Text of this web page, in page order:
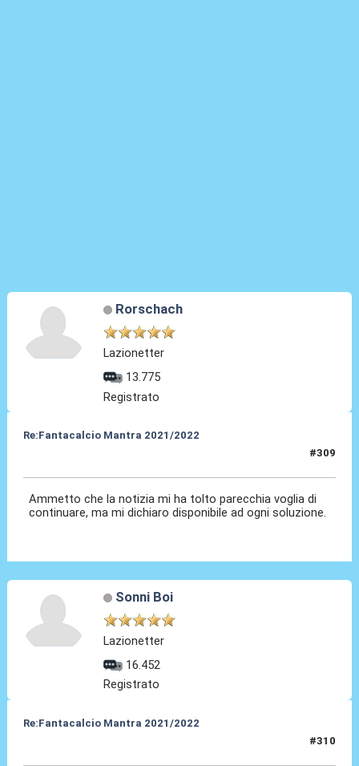
Rorschach
Lazionetter
13.775
Registrato
Re:Fantacalcio Mantra 2021/2022
#309
Ammetto che la notizia mi ha tolto parecchia voglia di
continuare, ma mi dichiaro disponibile ad ogni soluzione.
Sonni Boi
Lazionetter
16.452
Registrato
Re:Fantacalcio Mantra 2021/2022
#310